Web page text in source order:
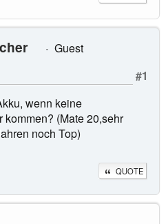
Guest
#1
wenn keine
(Mate 20,sehr
noch Top)
QUOTE